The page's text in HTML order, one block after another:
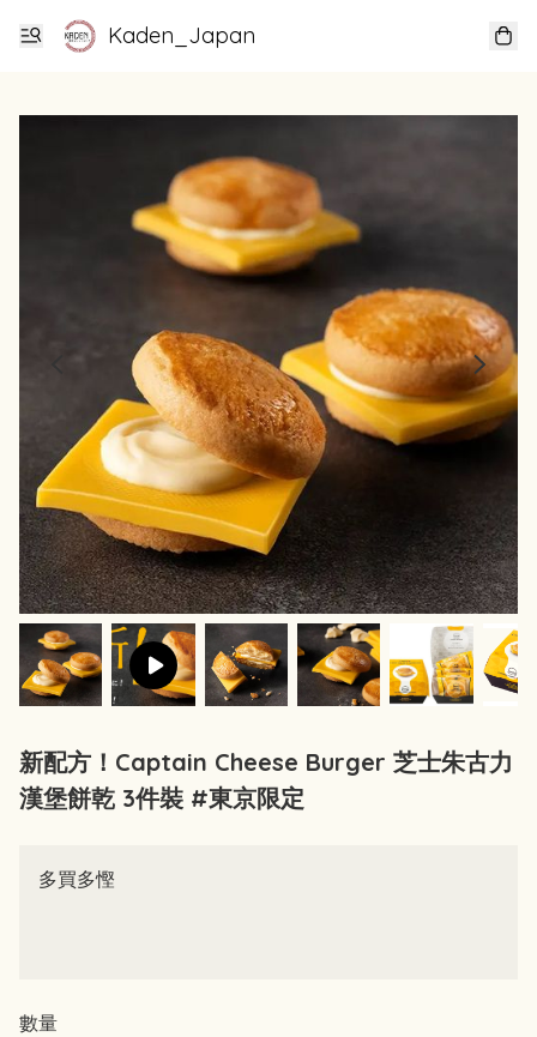
Kaden_Japan
新配方！Captain Cheese Burger 芝士朱古力
漢堡餅乾 3件裝 #東京限定
多買多慳
數量